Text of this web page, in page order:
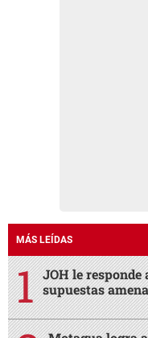
MÁS LEÍDAS
JOH le responde
supuestas